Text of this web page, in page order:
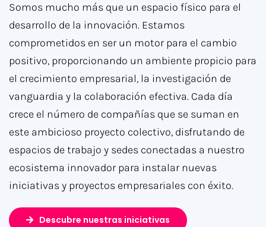
Somos mucho más que un espacio físico para el
desarrollo de la innovación. Estamos
comprometidos en ser un motor para el cambio
positivo, proporcionando un ambiente propicio para
el crecimiento empresarial, la investigación de
vanguardia y la colaboración efectiva. Cada día
crece el número de compañías que se suman en
este ambicioso proyecto colectivo, disfrutando de
espacios de trabajo y sedes conectadas a nuestro
ecosistema innovador para instalar nuevas
iniciativas y proyectos empresariales con éxito.
Descubre nuestras iniciativas